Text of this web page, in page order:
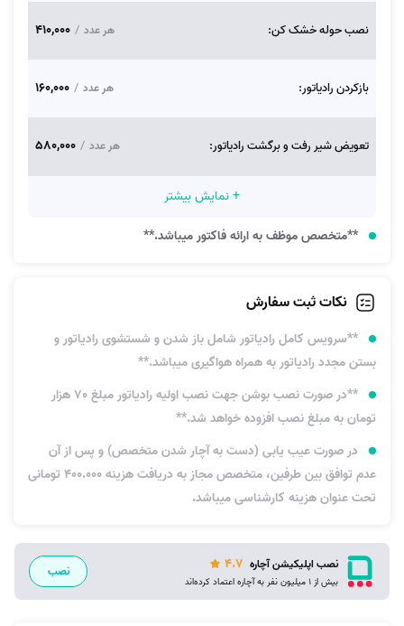
نصب حوله خشک کن: هر عدد /
410,000
بازکردن رادیاتور: هر عدد /
160,000
تعویض شیر رفت و برگشت رادیاتور: هر عدد /
580,000
+ نمایش بیشتر
**متخصص موظف به ارائه فاکتور میباشد.**
نکات ثبت سفارش
**سرویس کامل رادیاتور شامل باز شدن و شستشوی رادیاتور و
بستن مجدد رادیاتور به همراه هواگیری میباشد.**
**در صورت نصب بوشن جهت نصب اولیه رادیاتور مبلغ 70 هزار
تومان به مبلغ نصب افزوده خواهد شد.**
در صورت عیب یابی (دست به آچار شدن متخصص) و پس از آن
عدم توافق بین طرفین، متخصص مجاز به دریافت هزینه 400.000 تومانی
تحت عنوان هزینه کارشناسی میباشد.
نصب اپلیکیشن آچاره 4.7
بیش از 1 میلیون نفر به آچاره اعتماد کرده‌اند
نصب